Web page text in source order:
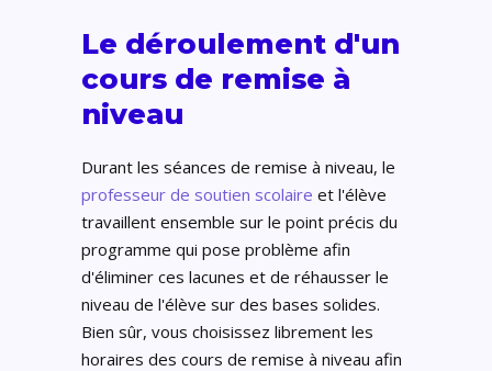
Le déroulement d'un
cours de remise à
niveau
Durant les séances de remise à niveau, le
professeur de soutien scolaire et l'élève
travaillent ensemble sur le point précis du
programme qui pose problème afin
d'éliminer ces lacunes et de réhausser le
niveau de l'élève sur des bases solides.
Bien sûr, vous choisissez librement les
horaires des cours de remise à niveau afin